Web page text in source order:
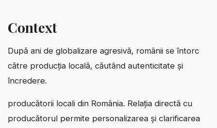
Context
După ani de globalizare agresivă, românii se întorc
către producția locală, căutând autenticitate și
încredere.
producătorii locali din România. Relația directă cu
producătorul permite personalizarea și clarificarea